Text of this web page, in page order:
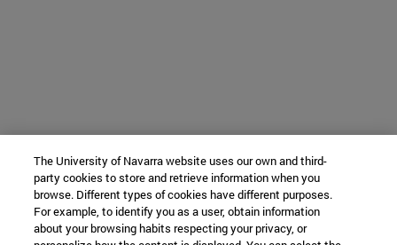
The University of Navarra website uses our own and third-
party cookies to store and retrieve information when you
browse. Different types of cookies have different purposes.
For example, to identify you as a user, obtain information
about your browsing habits respecting your privacy, or